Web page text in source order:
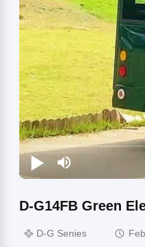
D-G14FB Green
D-G ​​Senies